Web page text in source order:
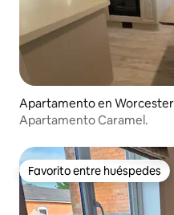
Apartamento en
Apartamento Caramel.
Favorito entre huéspedes
Favorito entre huéspedes